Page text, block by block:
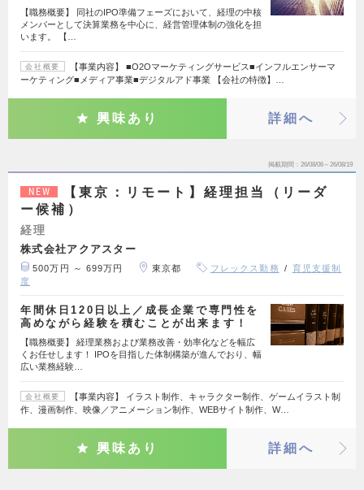
【職務概要】 同社のIPO準備フェーズにおいて、経理の中核
メンバーとして決算業務を中心に、経営管理体制の強化を担
います。 【…
会社概要
【事業内容】 ■O2Oマーケティングサービス■インフルエンサーマ
ーケティング■メディア事業■デジタルアド事業 【会社の特徴】…
興味あり 詳細へ
掲載期間 26/08/06～26/08/19
NEW
【東京：リモート】経理担当（リーダ
ー候補）
経理
株式会社アクアスター
500万円 ～ 699万円 東京都 フレックス勤務
育児支援制
度
年間休日120日以上／成長企業で専門性を
高めながら経験を積むことが出来ます！
【職務概要】 経理業務および業務改善・効率化などを幅広
くお任せします！ IPOを目指した体制構築が進んでおり、幅
広い業務経験…
会社概要
【事業内容】 イラスト制作、キャラクター制作、ゲームイラスト制
作、漫画制作、映像／アニメーション制作、WEBサイト制作、W…
興味あり 詳細へ